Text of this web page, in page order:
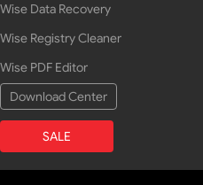
Wise Data Recovery
Wise Registry Cleaner
Wise PDF Editor
Download Center
SALE